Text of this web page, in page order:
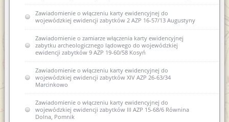
Zawiadomienie o włączeniu karty ewidencyjnej do
wojewódzkiej ewidencji zabytków 2 AZP 16-57/13 Augustyny
Zawiadomienie o zamiarze włączenia karty ewidencyjnej
zabytku archeologicznego lądowego do wojewódzkiej
ewidencji zabytków 9 AZP 19-60/58 Kosyń
Zawiadomienie o włączeniu karty ewidencyjnej do
wojewódzkiej ewidencji zabytków XIV AZP 26-63/34
Marcinkowo
Zawiadomienie o włączeniu karty ewidencyjnej do
wojewódzkiej ewidencji zabytków III AZP 15-68/6 Równina
Dolna, Pomnik